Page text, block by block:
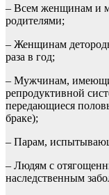
– Всем женщинам и
родителями;
– Женщинам
раза в год;
– Мужчинам,
репродуктивной
передающиеся
браке);
– Парам,
– Людям с
наследственным